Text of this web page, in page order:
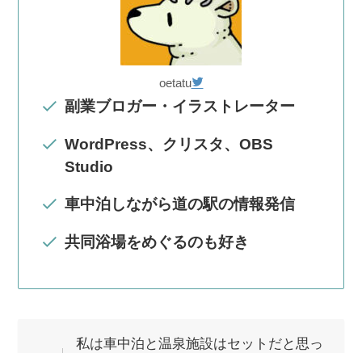
oetatu
副業ブロガー・イラストレーター
WordPress、クリスタ、OBS
Studio
車中泊しながら道の駅の情報発信
共同浴場をめぐるのも好き
私は車中泊と温泉施設はセットだと思っ